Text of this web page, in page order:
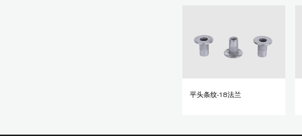
平头条纹-18法兰